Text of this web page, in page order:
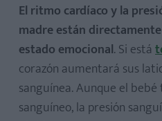
El ritmo cardíaco y la
madre están
estado emocional. Si está
corazón aumentará sus
sanguínea. Aunque el
sanguíneo, la presión